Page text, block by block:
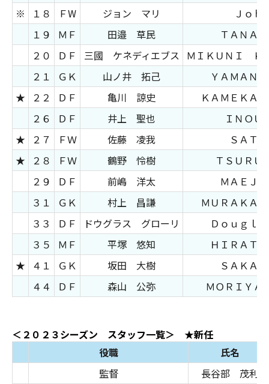
※
１８ ＦW ジョン マリ
Ｊｏ
１９
ＭＦ 田邉 草民
ＴＡＮＡ
２０
ＤＦ 三國 ケネディエブス ＭＩＫＵＮＩ Ｋ
２１
ＧＫ 山ノ井 拓己
ＹＡＭＡＮ
★
２２ ＤＦ 亀川 諒史
ＫＡＭＥＫＡ
２６
ＤＦ 井上 聖也
ＩＮＯ
★
２７ ＦＷ 佐藤 凌我
ＳＡＴ
★
２８ ＦＷ 鶴野 怜樹
ＴＳＵＲ
２９
ＤＦ 前嶋 洋太
ＭＡＥＪ
３１
ＧＫ 村上 昌謙
ＭＵＲＡＫＡ
３３
ＤＦ ドウグラス グローリ
Ｄｏｕｇｌ
３５
ＭＦ 平塚 悠知
ＨＩＲＡＴ
★
４１ ＧＫ 坂田 大樹
ＳＡＫＡ
４４
ＤＦ 森山 公弥 ＭＯＲＩＹ
＜２０２３シーズン スタッフ一覧＞ ★新任
役職
氏名
監督
長谷部 茂利